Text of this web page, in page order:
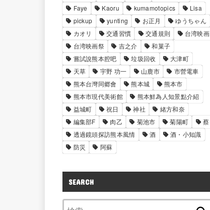
Faye
Kaoru kumamotopics
Lisa
pickup
yunting お正月
ゆうちゃん
カオリ
交通習慣 交通規則
台湾映画
台湾映画祭
吉之介
和菓子
嘗試說熊本腔吧
垃圾回收
大津町
天草
宇野 功一 山鹿市
市營電車
熊本台灣同郷會
熊本城
熊本市
熊本市現代美術館
熊本鮮為人知景點介紹
益城町
祝日 神社
緒方和奈
編集部F
肉乙 菊池市 菊陽町
蔡
透過鏡頭探訪熊本風情
酒
酒・小知識
防災
阿蘇
SEARCH